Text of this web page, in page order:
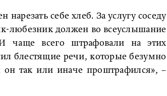
себе хлеб. За услугу соседу
любезник должен во всеуслышание
И чаще всего штрафовали на этих
блестящие речи, которые безумно
так или иначе проштрафился», –